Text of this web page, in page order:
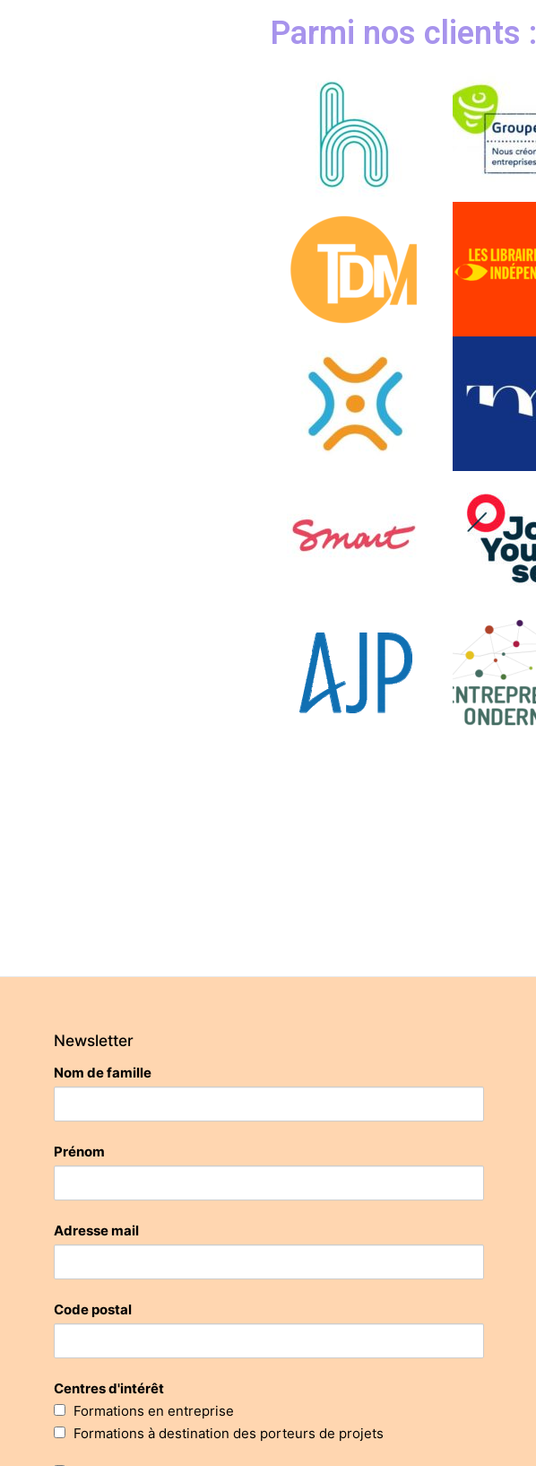
Parmi nos clients :
Newsletter
Nom de famille
Prénom
Adresse mail
Code postal
Centres d'intérêt
Formations en entreprise
Formations à destination des porteurs de projets